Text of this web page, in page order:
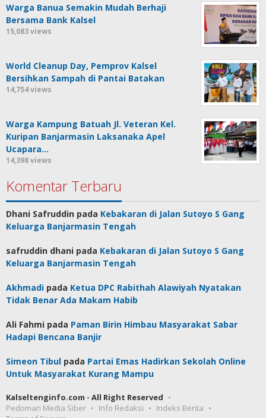
Warga Banua Semakin Mudah Berhaji
Bersama Bank Kalsel
15,083 views
World Cleanup Day, Pemprov Kalsel
Bersihkan Sampah di Pantai Batakan
14,754 views
Warga Kampung Batuah Jl. Veteran Kel.
Kuripan Banjarmasin Laksanaka Apel
Ucapara…
14,398 views
Komentar Terbaru
Dhani Safruddin pada Kebakaran di Jalan Sutoyo S Gang
Keluarga Banjarmasin Tengah
safruddin dhani pada Kebakaran di Jalan Sutoyo S Gang
Keluarga Banjarmasin Tengah
Akhmadi pada Ketua DPC Rabithah Alawiyah Nyatakan
Tidak Benar Ada Makam Habib
Ali Fahmi pada Paman Birin Himbau Masyarakat Sabar
Hadapi Bencana Banjir
Simeon Tibul pada Partai Emas Hadirkan Sekolah Online
Untuk Masyarakat Kurang Mampu
Kalseltenginfo.com - All Right Reserved
Pedoman Media Siber
Info Redaksi
Indeks Berita